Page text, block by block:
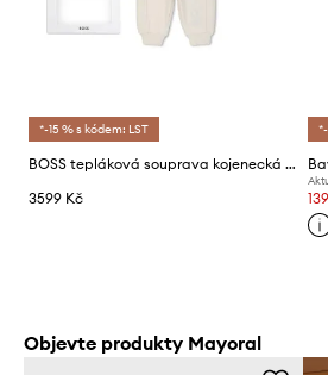
*-15 % s kódem: LST
BOSS tepláková souprava kojenecká s bavlnou
3599 Kč
Objevte produkty Mayoral